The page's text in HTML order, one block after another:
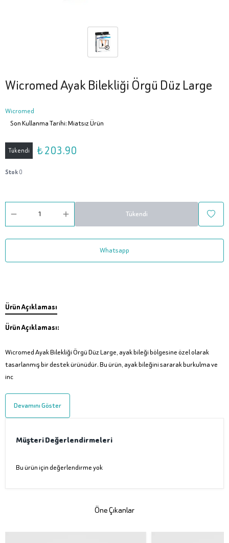
Wicromed Ayak Bilekliği Örgü Düz Large
Wicromed
Son Kullanma Tarihi: Miatsız Ürün
Tükendi ₺ 203.90
Stok0
Tükendi
Whatsapp
Ürün Açıklaması
Ürün Açıklaması:
Wicromed Ayak Bilekliği Örgü Düz Large, ayak bileği bölgesine özel olarak
tasarlanmış bir destek ürünüdür. Bu ürün, ayak bileğini sararak burkulma ve
inc
Devamını Göster
Müşteri Değerlendirmeleri
Bu ürün için değerlendirme yok
Öne Çıkanlar